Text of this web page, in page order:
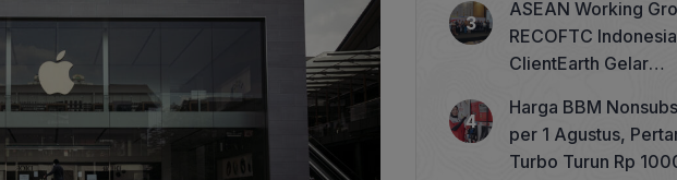
ASEAN Working
RECOFTC
ClientEarth Gelar
Memperkuat Tata
Perhutanan Sosial
Harga BBM
per 1 Agustus,
Turbo Turun Rp